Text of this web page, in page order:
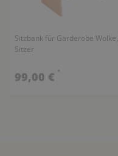
Sitzbank für Garderobe Wolke, 3
Sitzer
99,00 € *